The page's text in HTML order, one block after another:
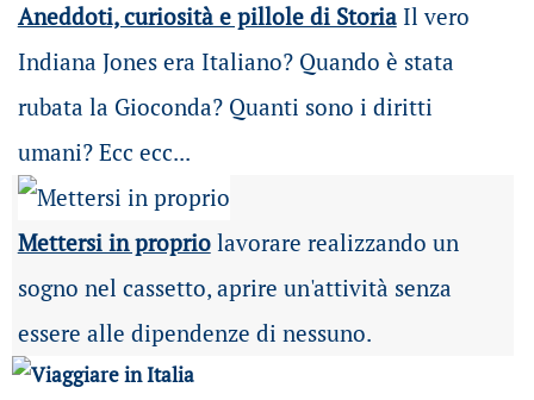
Aneddoti, curiosità e pillole di Storia Il vero
Indiana Jones era Italiano? Quando è stata
rubata la Gioconda? Quanti sono i diritti
umani? Ecc ecc...
Mettersi in propriolavorare realizzando un
sogno nel cassetto, aprire un'attività senza
essere alle dipendenze di nessuno.